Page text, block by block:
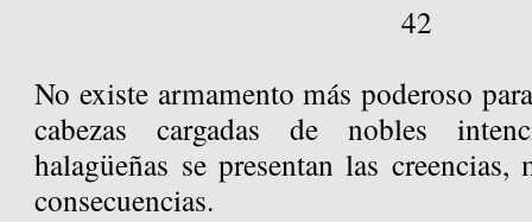
42
No existe armamento más poderoso
cabezas cargadas de nobles
halagüeñas se presentan las
consecuencias.